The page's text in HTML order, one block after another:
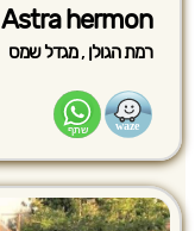
Astra hermon אסטרה חרמון
רמת הגולן ,מגדל שמס